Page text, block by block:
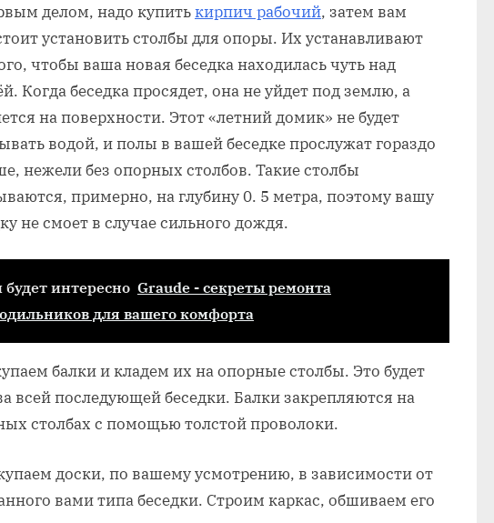
делом, надо купитькирпич рабочий, затем вам
установить столбы для опоры. Их устанавливают
чтобы ваша новая беседка находилась чуть над
Когда беседка просядет, она не уйдет под землю, а
на поверхности. Этот «летний домик» не будет
водой, и полы в вашей беседке прослужат гораздо
нежели без опорных столбов. Такие столбы
примерно, на глубину 0. 5 метра, поэтому вашу
не смоет в случае сильного дождя.
будет интересно Graude - секреты ремонта
для вашего комфорта
балки и кладем их на опорные столбы. Это будет
всей последующей беседки. Балки закрепляются на
столбах с помощью толстой проволоки.
доски, по вашему усмотрению, в зависимости от
вами типа беседки. Строим каркас, обшиваем его